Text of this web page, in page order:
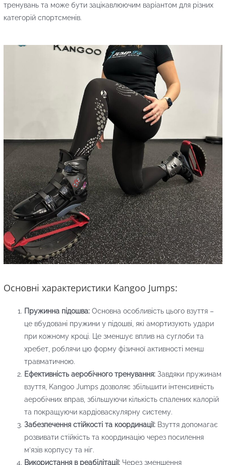
тренувань та може бути зацікавлюючим варіантом для різних
категорій спортсменів.
Основні характеристики Kangoo Jumps:
Пружинна підошва: Основна особливість цього взуття –
це вбудовані пружини у підошві, які амортизують удари
при кожному кроці. Це зменшує вплив на суглоби та
хребет, роблячи цю форму фізичної активності менш
травматичною.
Ефективність аеробічного тренування: Завдяки пружинам
взуття, Kangoo Jumps дозволяє збільшити інтенсивність
аеробічних вправ, збільшуючи кількість спалених калорій
та покращуючи кардіоваскулярну систему.
Забезпечення стійкості та координації: Взуття допомагає
розвивати стійкість та координацію через посилення
м’язів корпусу та ніг.
Використання в реабілітації: Через зменшення